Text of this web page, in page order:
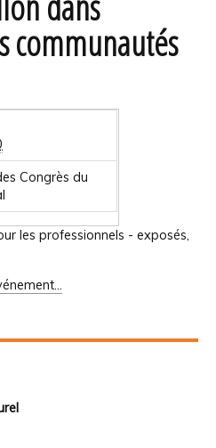
communautés
Congrès du
les professionnels - exposés,